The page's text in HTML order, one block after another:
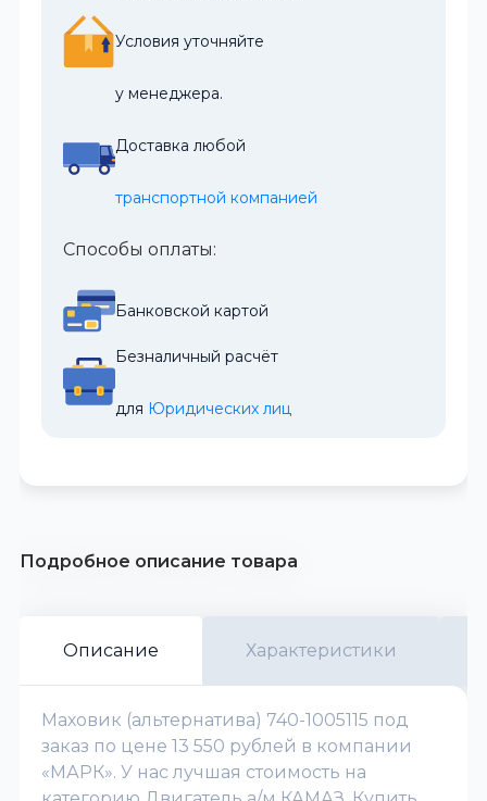
Условия уточняйте
у менеджера.
Доставка любой
транспортной компанией
Способы оплаты:
Банковской картой
Безналичный расчёт
для Юридических лиц
Подробное описание товара
Описание Характеристики
Маховик (альтернатива) 740-1005115 под
заказ по цене 13 550 рублей в компании
«МАРК». У нас лучшая стоимость на